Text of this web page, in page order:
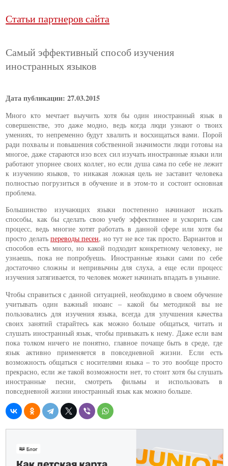
Статьи партнеров сайта
Самый эффективный способ изучения
иностранных языков
Дата публикации: 27.03.2015
Много кто мечтает выучить хотя бы один иностранный язык в
совершенстве, это даже модно, ведь когда люди узнают о твоих
умениях, то непременно будут хвалить и восхищаться вами. Порой
ради похвалы и повышения собственной значимости люди готовы на
многое, даже стараются изо всех сил изучать иностранные языки или
работают упорнее своих коллег, но если душа сама по себе не лежит
к изучению языков, то никакая ложная цель не заставит человека
полностью погрузиться в обучение и в этом-то и состоит основная
проблема.
Большинство изучающих языки постепенно начинают искать
способы, как бы сделать свою учебу эффективнее и ускорить сам
процесс, ведь многие хотят работать в данной сфере или хотя бы
просто делатьпереводы песен, но тут не все так просто. Вариантов и
способов есть много, но какой подходит конкретному человеку, не
узнаешь, пока не попробуешь. Иностранные языки сами по себе
достаточно сложны и непривычны для слуха, а еще если процесс
изучения затягивается, то человек может начинать впадать в уныние.
Чтобы справиться с данной ситуацией, необходимо в своем обучение
учитывать один важный нюанс – какой бы методикой вы не
пользовались для изучения языка, всегда для улучшения качества
своих занятий старайтесь как можно больше общаться, читать и
слушать иностранный язык, чтобы привыкать к нему. Даже если вам
пока толком ничего не понятно, главное почаще быть в среде, где
язык активно применяется в повседневной жизни. Если есть
возможность общаться с носителями языка – то это вообще просто
прекрасно, если же такой возможности нет, то стоит хотя бы слушать
иностранные песни, смотреть фильмы и использовать в
повседневной жизни иностранный язык как можно больше.